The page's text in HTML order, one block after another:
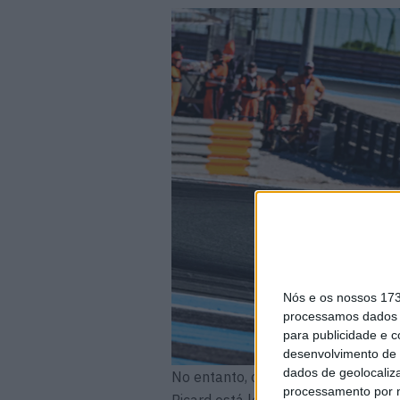
Nós e os nossos
processamos
para publicidade e
desenvolvimento de
dados de
processamento por
No entanto, com o Bol d’Or a